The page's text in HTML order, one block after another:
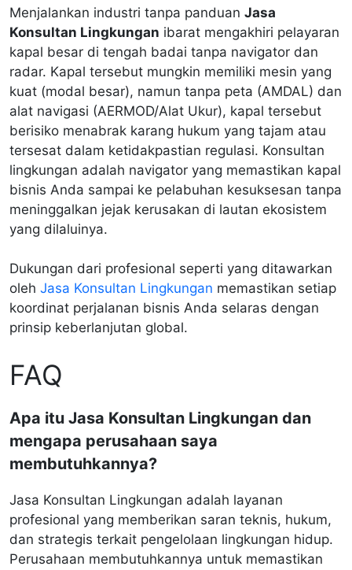
Menjalankan industri tanpa panduan Jasa
Konsultan Lingkungan ibarat mengakhiri pelayaran
kapal besar di tengah badai tanpa navigator dan
radar. Kapal tersebut mungkin memiliki mesin yang
kuat (modal besar), namun tanpa peta (AMDAL) dan
alat navigasi (AERMOD/Alat Ukur), kapal tersebut
berisiko menabrak karang hukum yang tajam atau
tersesat dalam ketidakpastian regulasi. Konsultan
lingkungan adalah navigator yang memastikan kapal
bisnis Anda sampai ke pelabuhan kesuksesan tanpa
meninggalkan jejak kerusakan di lautan ekosistem
yang dilaluinya.
Dukungan dari profesional seperti yang ditawarkan
oleh Jasa Konsultan Lingkungan memastikan setiap
koordinat perjalanan bisnis Anda selaras dengan
prinsip keberlanjutan global.
FAQ
Apa itu Jasa Konsultan Lingkungan dan
mengapa perusahaan saya
membutuhkannya?
Jasa Konsultan Lingkungan adalah layanan
profesional yang memberikan saran teknis, hukum,
dan strategis terkait pengelolaan lingkungan hidup.
Perusahaan membutuhkannya untuk memastikan